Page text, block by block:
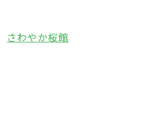
さわやか桜館